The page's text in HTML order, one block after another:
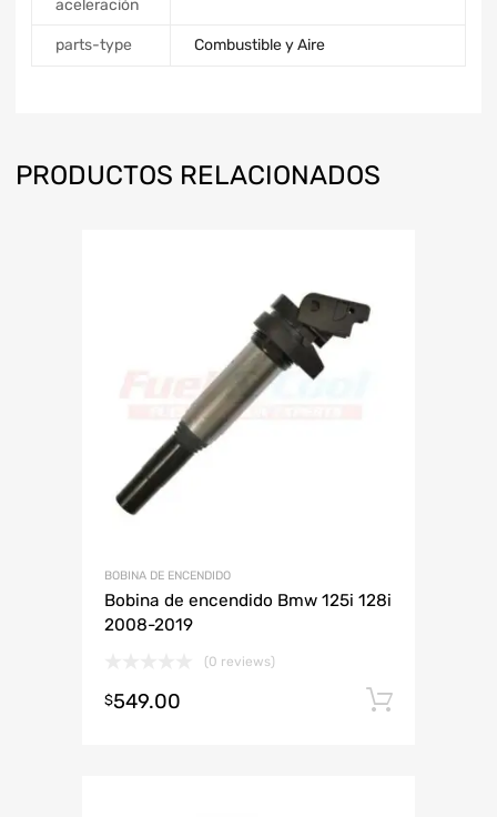
aceleración
parts-type Combustible y Aire
PRODUCTOS RELACIONADOS
BOBINA DE ENCENDIDO
Bobina de encendido Bmw 125i 128i
2008-2019
(0 reviews)
$549.00